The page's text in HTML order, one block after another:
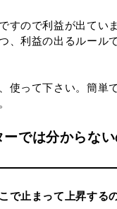
すので利益が出てい
、利益の出るルール
使って下さい。簡単
では分からな
で止まって上昇する